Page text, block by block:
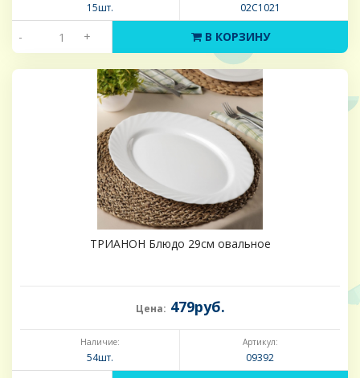
15шт. 02C1021
- + В КОРЗИНУ
ТРИАНОН Блюдо 29см овальное
Цена: 479руб.
Наличие:
54шт.
Артикул:
09392